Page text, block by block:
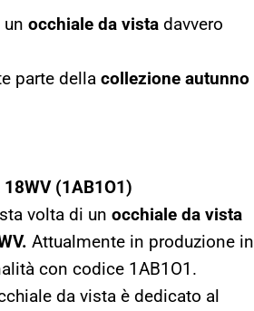
occhiale da vista davvero
parte della collezione autunno
18WV (1AB1O1)
volta di un occhiale da vista
Attualmente in produzione in
con codice 1AB1O1.
da vista è dedicato al